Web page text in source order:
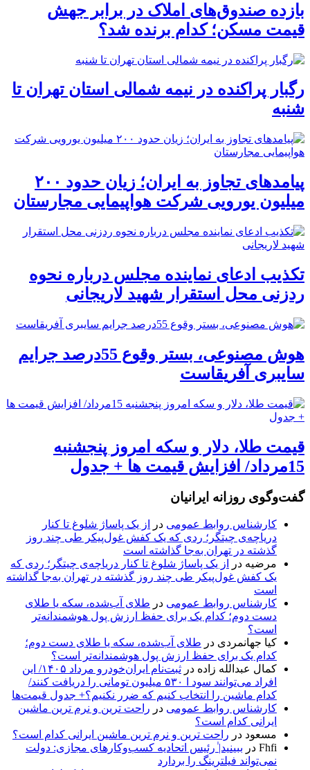
بازده صندوق‌های املاک در برابر جهش
قیمت مسکن؛ کدام برنده شد؟
رگبار پراکنده در نیمه شمالی استان تهران تا
شنبه
پیامدهای تجاوز به ایران؛ زیان حدود ۲۰۰
میلیون یورویی شرکت هواپیمایی مجارستان
تکذیب ادعای نماینده مجلس درباره نحوه
ردزنی محل استقرار شهید لاریجانی
هوش مصنوعی، بستر وقوع 55درصد جرایم
سایبری آفریقاست
قیمت طلا، دلار و سکه امروز پنجشنبه
15مرداد/ افزایش قیمت ها + جدول
گفت‌وگوی روزانه ایرانیان
کارشناس روابط عمومی در
از یک پاساژ شلوغ تا کنار
دریاچه‌ی چیتگر؛ ردی که یک کفش غول‌پیکر طی چند روز
گذشته در تهران به‌جا گذاشته است
مرضیه در
از یک پاساژ شلوغ تا کنار دریاچه‌ی چیتگر؛ ردی که
یک کفش غول‌پیکر طی چند روز گذشته در تهران به‌جا گذاشته
است
کارشناس روابط عمومی در طلای آب‌شده، سکه یا طلای
دست دوم؛ کدام یک برای حفظ ارزش پول هوشمندانه‌تر
است؟
کیا جهانمردی در طلای آب‌شده، سکه یا طلای دست دوم؛
کدام یک برای حفظ ارزش پول هوشمندانه‌تر است؟
کمال عبدالله زاده در
ثبت‌نام ایران‌خودرو مرداد ۱۴۰۵/ این
افراد می‌توانند سود ا ۵۳۰ میلیون تومانی را دریافت کنند/
کدام ماشین را انتخاب کنیم که ضرر نکنیم؟+ جدول قیمت‌ها
کارشناس روابط عمومی در راحت ترین و نرم ترین ماشین
ایرانی کدام است؟
مسعود در راحت ترین و نرم ترین ماشین ایرانی کدام است؟
Fhfi در ببینید| ٰرئیس اتحادیه کسب‌وکارهای مجازی: دولت
نمی‌تواند فیلترینگ را بردارد